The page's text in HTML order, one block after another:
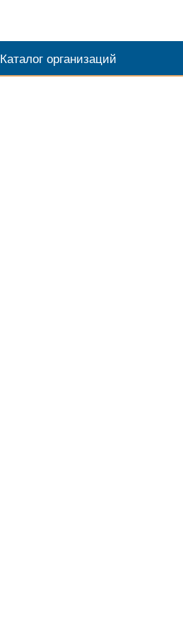
Каталог организаций